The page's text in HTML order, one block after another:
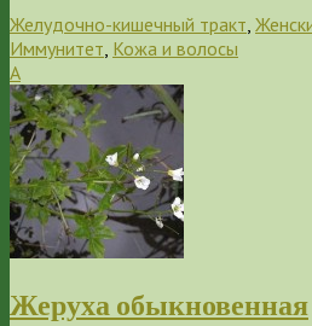
Желудочно-кишечный тракт,
Иммунитет, Кожа и волосы
А
Жеруха обыкновенная